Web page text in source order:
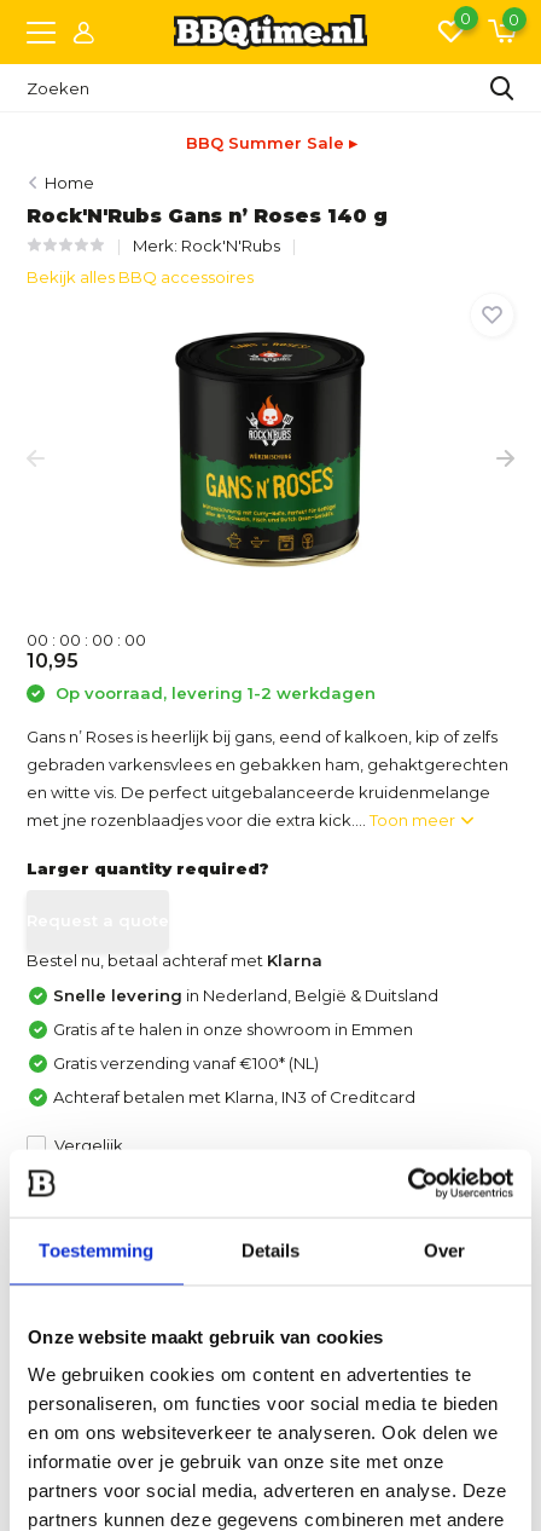
Toestemming Details Over
Onze website maakt gebruik van cookies
We gebruiken cookies om content en advertenties te
personaliseren, om functies voor social media te bieden
en om ons websiteverkeer te analyseren. Ook delen we
informatie over je gebruik van onze site met onze
partners voor social media, adverteren en analyse. Deze
partners kunnen deze gegevens combineren met andere
0 0
BBQ Summer Sale ▸
Home
Rock'N'Rubs Gans n’ Roses 140 g
Merk: Rock'N'Rubs
Bekijk alles BBQ accessoires
00 : 00 : 00 : 00
10,95
Op voorraad, levering 1-2 werkdagen
Gans n’ Roses is heerlijk bij gans, eend of kalkoen, kip of zelfs
gebraden varkensvlees en gebakken ham, gehaktgerechten
en witte vis. De perfect uitgebalanceerde kruidenmelange
met jne rozenblaadjes voor die extra kick....Toon meer
Larger quantity required?
Bestel nu, betaal achteraf met Klarna
Snelle levering in Nederland, België & Duitsland
Gratis af te halen in onze showroom in Emmen
Gratis verzending vanaf €100* (NL)
Achteraf betalen met Klarna, IN3 of Creditcard
Vergelijk
Een van onze specialisten helpt je graag verder!
Stuur ons een mail
Productomschrijving
Specificaties
Reviews